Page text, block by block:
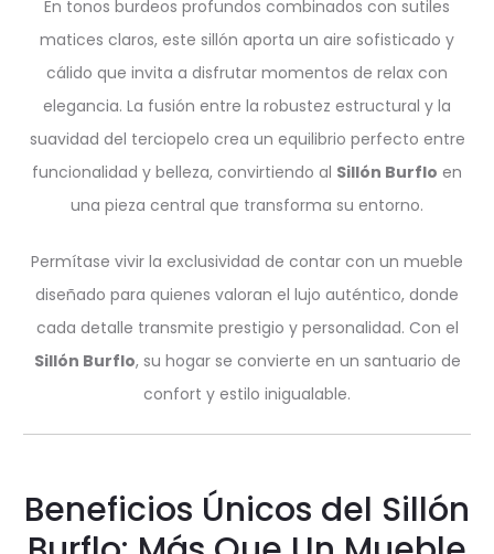
En tonos burdeos profundos combinados con sutiles
matices claros, este sillón aporta un aire sofisticado y
cálido que invita a disfrutar momentos de relax con
elegancia. La fusión entre la robustez estructural y la
suavidad del terciopelo crea un equilibrio perfecto entre
funcionalidad y belleza, convirtiendo al Sillón Burflo en
una pieza central que transforma su entorno.
Permítase vivir la exclusividad de contar con un mueble
diseñado para quienes valoran el lujo auténtico, donde
cada detalle transmite prestigio y personalidad. Con el
Sillón Burflo, su hogar se convierte en un santuario de
confort y estilo inigualable.
Beneficios Únicos del Sillón